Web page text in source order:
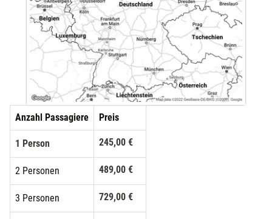
Anzahl Passagiere Preis
1 Person 245,00 €
2 Personen 489,00 €
3 Personen 729,00 €
Erfurt
Erlangen
Essen
Flensburg
Frankfurt am Main
Freiburg